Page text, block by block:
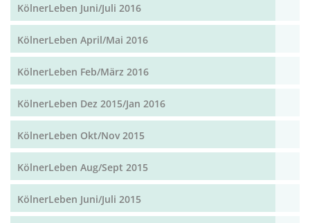
KölnerLeben Juni/Juli 2016
KölnerLeben April/Mai 2016
KölnerLeben Feb/März 2016
KölnerLeben Dez 2015/Jan 2016
KölnerLeben Okt/Nov 2015
KölnerLeben Aug/Sept 2015
KölnerLeben Juni/Juli 2015